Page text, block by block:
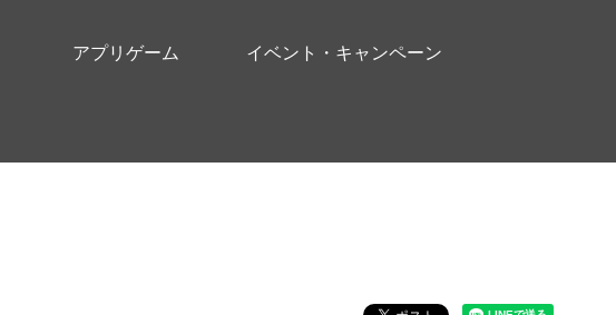
アプリゲーム イベント・キャンペーン